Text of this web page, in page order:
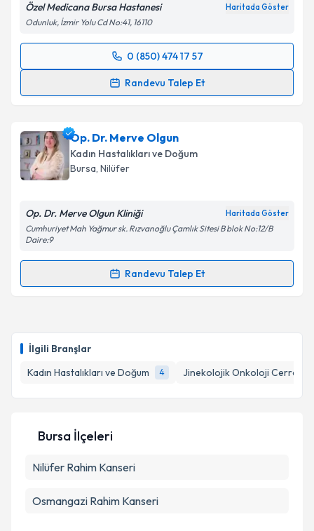
İlgili Branşlar
Kadın Hastalıkları ve Doğum
4 Jinekolojik Onkoloji Cerrahisi
kapsamda işlenmesini kabul ediyorum.
Takvim Talebini Gönder
Özel Medicana Bursa Hastanesi Haritada Göster
Odunluk, İzmir Yolu Cd No:41, 16110
0 (850) 474 17 57
Randevu Talep Et
Randevu Takvimi Talebi
takvim hazırlandığında e-posta ile bilgilendireceğiz.
E-posta Adresiniz
Kişisel verilerimin işlenmesine ilişkinAydınlatma
kapsamda işlenmesini kabul ediyorum.
Op. Dr. Merve Olgun
Kadın Hastalıkları ve Doğum
Bursa, Nilüfer
Op. Dr. Merve Olgun Kliniği Haritada Göster
Cumhuriyet Mah Yağmur sk. Rızvanoğlu Çamlık Sitesi B blok No:12/B
Daire:9
Randevu Talep Et
Randevu Takvimi Talebi
takvim hazırlandığında e-posta ile bilgilendireceğiz.
Metni'ni okudum ve kişisel verilerimin belirtilen
Bursa İlçeleri
Nilüfer Rahim Kanseri
Osmangazi Rahim Kanseri